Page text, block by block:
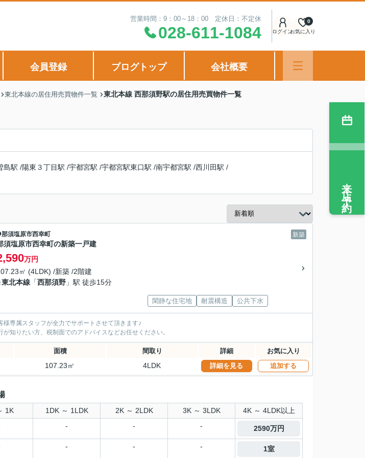
営業時間：9：00～18：00 定休日：不定休
028-611-1084 ログインお気に入り
0
会員登録 ブログトップ 会社概要
東北本線の居住用売買物件一覧 東北本線 西那須野駅の居住用売買物件一覧
島駅 /陽東３丁目駅 /宇都宮駅 /宇都宮駅東口駅 /南宇都宮駅 /西川田駅 /
新築
那須塩原市西幸町
須塩原市西幸町の新築一戸建
万円
㎡ (4LDK) /新築 /2階建
東北本線 「西那須野 」駅 徒歩15分
閑静な住宅地 耐震構造 公共下水
専属スタッフが全力でサポートさせて頂きます♪
知りたい方、税制面でのアドバイスなどお任せください。
面積 間取り 詳細 お気に入り
107.23㎡ 4LDK 詳細を見る 追加する
1K 1DK ～ 1LDK 2K ～ 2LDK 3K ～ 3LDK 4K ～ 4LDK以上
- - - 2590万円
- - - 1室
来店予約